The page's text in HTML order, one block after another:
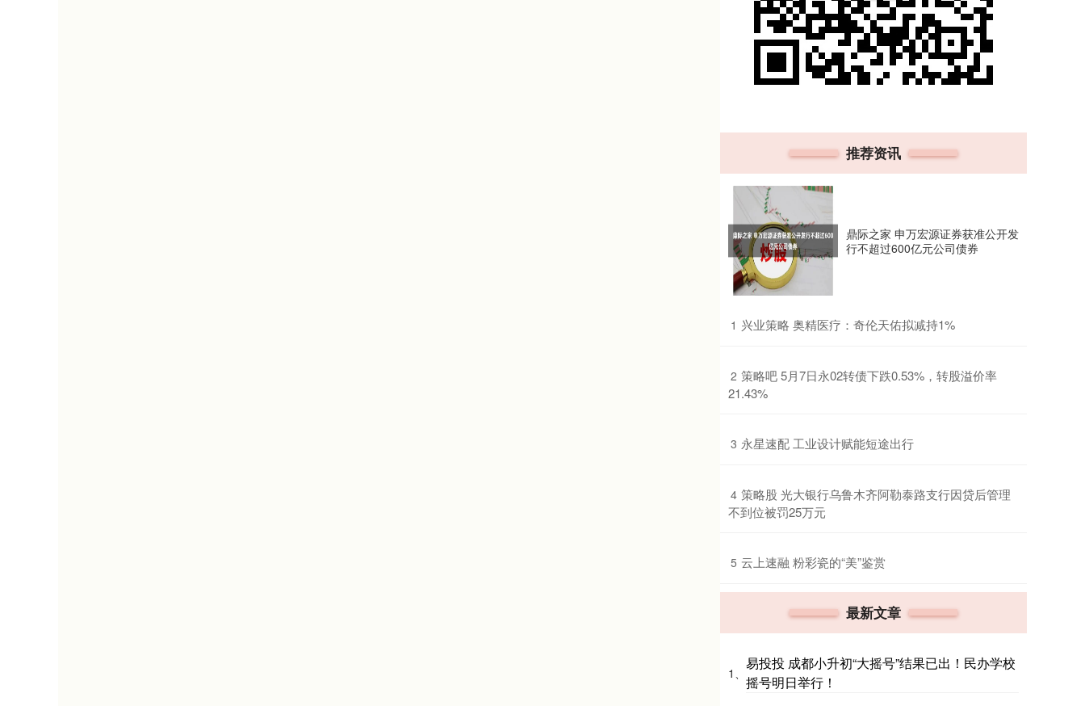
推荐资讯
鼎际之家 申万宏源证券获准公开发
行不超过600亿元公司债券
1 ​兴业策略 奥精医疗：奇伦天佑拟减持1%
2 ​策略吧 5月7日永02转债下跌0.53%，转股溢价率
21.43%
3 ​永星速配 工业设计赋能短途出行
4 ​策略股 光大银行乌鲁木齐阿勒泰路支行因贷后管理
不到位被罚25万元
5 ​云上速融 粉彩瓷的“美”鉴赏
最新文章
1、
易投投 成都小升初“大摇号”结果已出！民办学校
摇号明日举行！